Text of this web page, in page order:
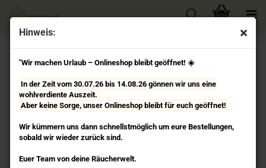
Hinweis:
"Wir machen Urlaub – Onlineshop bleibt geöffnet! ☀️
In der Zeit vom 30.07.26 bis 14.08.26 gönnen wir uns eine
wohlverdiente Auszeit.
Aber keine Sorge, unser Onlineshop bleibt für euch geöffnet!
Wir kümmern uns dann schnellstmöglich um eure Bestellungen,
sobald wir wieder zurück sind.
Euer Team von deine Räucherwelt.
« Erster « zurück weiter »
Letzter »
13Artikel in dieser Kategorie
Himaalaya Golden Nag - Räucherkegel Vijayshree